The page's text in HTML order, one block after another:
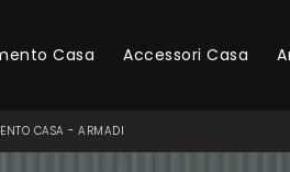
Casa Accessori Casa
CASA - ARMADI